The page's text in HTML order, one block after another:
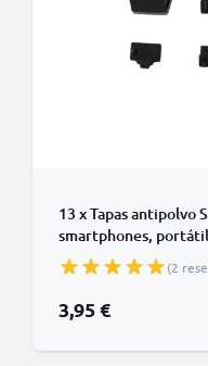
13 x Tapas antipolvo
smartphones,
3.5 mm Auriculares
(2
3,95 €